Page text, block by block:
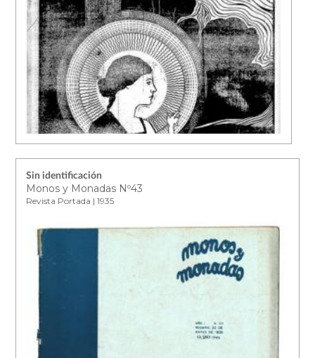
Sin identificación
Monos y Monadas Nº43
Revista Portada | 1935